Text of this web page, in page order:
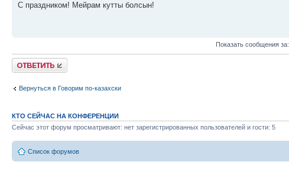
С праздником! Мейрам кутты болсын!
Показать сообщения за:
Ответить
Вернуться в Говорим по-казахски
КТО СЕЙЧАС НА КОНФЕРЕНЦИИ
Сейчас этот форум просматривают: нет зарегистрированных пользователей и гости: 5
Список форумов